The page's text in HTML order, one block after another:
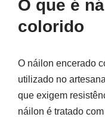
O que é
colorido
O náilon encerado
utilizado no
que exigem
náilon é tratado